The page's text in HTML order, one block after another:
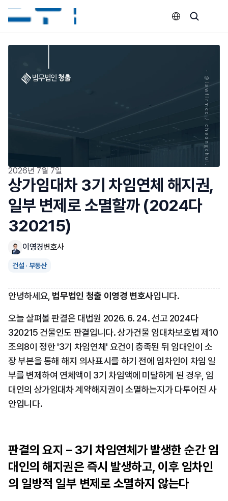
2026년 7월 7일
상가임대차 3기 차임연체 해지권,
일부 변제로 소멸할까 (2024다
320215)
이영경변호사
건설 · 부동산
안녕하세요, 법무법인 청출 이영경 변호사입니다.
오늘 살펴볼 판결은 대법원 2026. 6. 24. 선고 2024다
320215 건물인도 판결입니다. 상가건물 임대차보호법 제10
조의8이 정한 '3기 차임연체' 요건이 충족된 뒤 임대인이 소
장 부본을 통해 해지 의사표시를 하기 전에 임차인이 차임 일
부를 변제하여 연체액이 3기 차임액에 미달하게 된 경우, 임
대인의 상가임대차 계약해지권이 소멸하는지가 다투어진 사
안입니다.
판결의 요지 – 3기 차임연체가 발생한 순간 임
대인의 해지권은 즉시 발생하고, 이후 임차인
의 일방적 일부 변제로 소멸하지 않는다
Select Language